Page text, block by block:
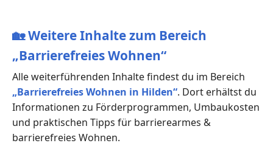
🏡Weitere Inhalte zum Bereich
„Barrierefreies Wohnen“
Alle weiterführenden Inhalte findest du im Bereich
„Barrierefreies Wohnen in Hilden“. Dort erhältst du
Informationen zu Förderprogrammen, Umbaukosten
und praktischen Tipps für barrierearmes &
barrierefreies Wohnen.